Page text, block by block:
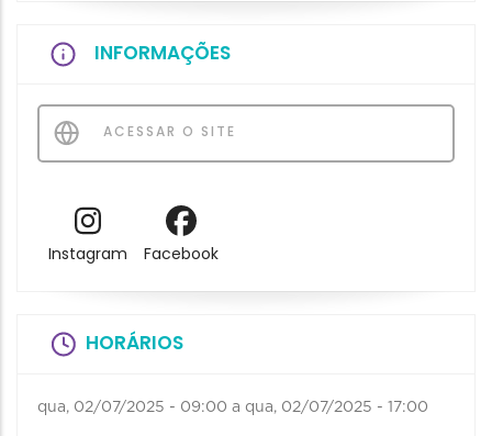
INFORMAÇÕES
ACESSAR O SITE
Instagram Facebook
HORÁRIOS
qua, 02/07/2025 - 09:00 a qua, 02/07/2025 - 17:00